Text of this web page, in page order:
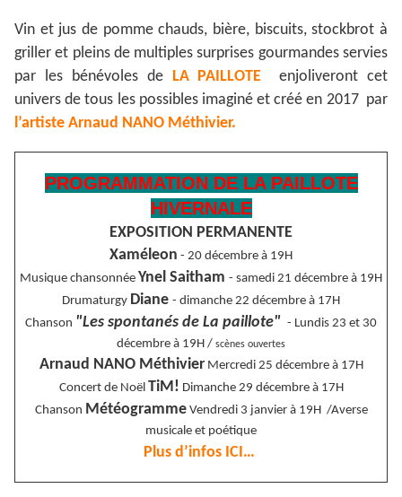
Vin et jus de pomme chauds, bière, biscuits, stockbrot à
griller et pleins de multiples surprises gourmandes servies
par les bénévoles de LA PAILLOTE
enjoliveront cet
univers de tous les possibles imaginé et créé en 2017 par
l’artiste Arnaud NANO Méthivier.
PROGRAMMATION DE LA PAILLOTE
HIVERNALE
EXPOSITION PERMANENTE
Xaméleon - 20 décembre à 19H
Musique chansonnée Ynel Saitham - samedi 21 décembre à 19H
Drumaturgy Diane - dimanche 22 décembre à 17H
Chanson "Les spontanés de La paillote" - Lundis 23 et 30
décembre à 19H / scènes ouvertes
Arnaud NANO MéthivierMercredi 25 décembre à 17H
Concert de Noël TiM! Dimanche 29 décembre à 17H
Chanson MétéogrammeVendredi 3 janvier à 19H /Averse
musicale et poétique
Plus d’infos ICI…